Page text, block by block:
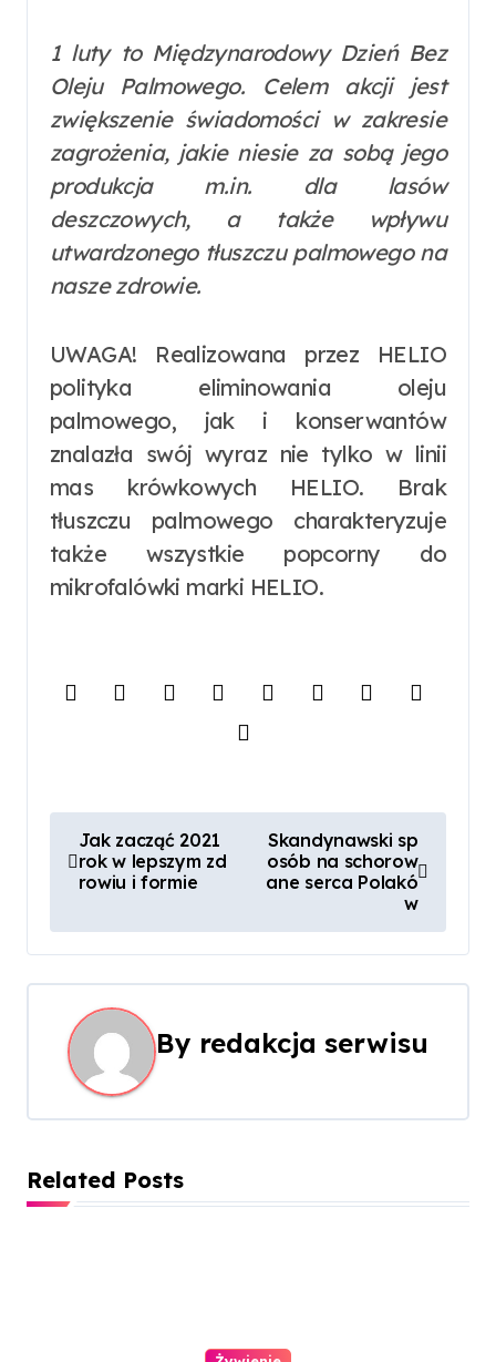
1 luty to Międzynarodowy Dzień Bez
Oleju Palmowego. Celem akcji jest
zwiększenie świadomości w zakresie
zagrożenia, jakie niesie za sobą jego
produkcja m.in. dla lasów
deszczowych, a także wpływu
utwardzonego tłuszczu palmowego na
nasze zdrowie.
UWAGA! Realizowana przez HELIO
polityka eliminowania oleju
palmowego, jak i konserwantów
znalazła swój wyraz nie tylko w linii
mas krówkowych HELIO. Brak
tłuszczu palmowego charakteryzuje
także wszystkie popcorny do
mikrofalówki marki HELIO.
a
w
i
a
c
a
Jak zacząć 2021
rok w lepszym zd
rowiu i formie
Skandynawski sp
osób na schorow
ane serca Polakó
w
By redakcja serwisu
Related Posts